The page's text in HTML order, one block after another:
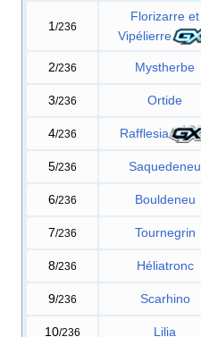
1 /236
Florizarre et
Vipélierre
2/236 Mystherbe
3/236 Ortide
4/236 Rafflesia
5/236 Saquedeneu
6/236 Bouldeneu
7/236 Tournegrin
8/236 Héliatronc
9/236 Scarhino
10/236 Lilia